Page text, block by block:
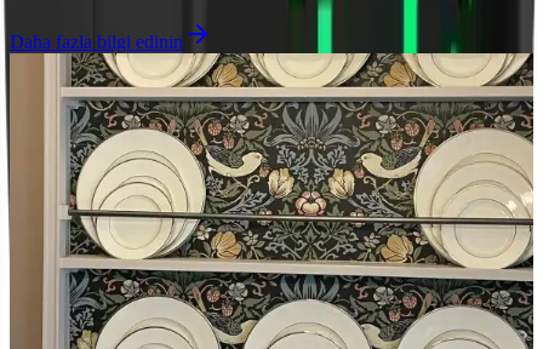
Daha fazla bilgi edinin